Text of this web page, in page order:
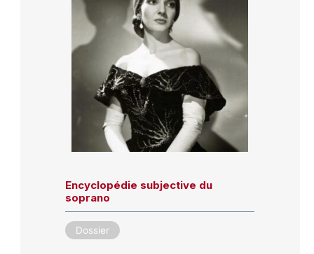
Encyclopédie subjective du
soprano
Dossier